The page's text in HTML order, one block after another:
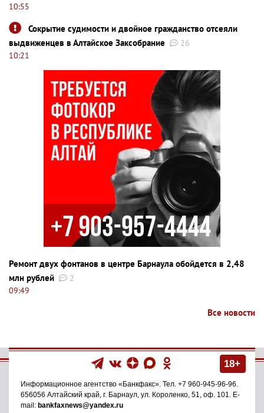
10:55
Сокрытие судимости и двойное гражданство отсеяли
выдвиженцев в Алтайское Заксобрание
26
10:21
Ремонт двух фонтанов в центре Барнаула обойдется в 2,48
млн рублей
2
09:49
Все новости
18+
Информационное агентство «Банкфакс» . Тел. +7 960-945-96-96
656056 Алтайский край, г. Барнаул ул. Короленко, 51, оф. 101
. E-
mail: bankfaxnews@yandex.ru